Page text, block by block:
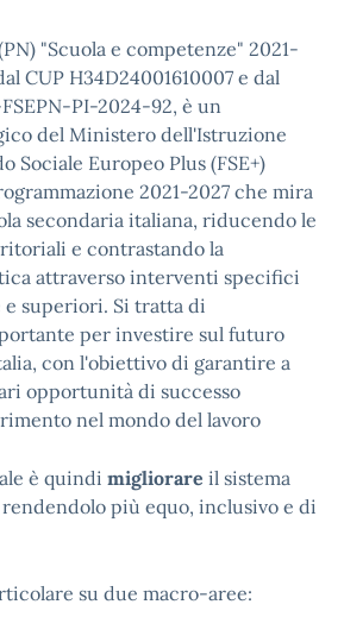
"Scuola e competenze" 2021-
CUP H34D24001610007 e dal
PI-2024-92, è un
del Ministero dell'Istruzione
Sociale Europeo Plus (FSE+)
2021-2027 che mira
secondaria italiana, riducendo le
e contrastando la
attraverso interventi specifici
e superiori. Si tratta di
per investire sul futuro
con l'obiettivo di garantire a
opportunità di successo
nel mondo del lavoro
è quindi migliorare il sistema
più equo, inclusivo e di
su due macro-aree: